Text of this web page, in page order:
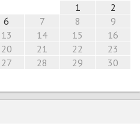
1
2
6 7 8
9
13 14 15
16
20 21 22
23
27 28 29
30